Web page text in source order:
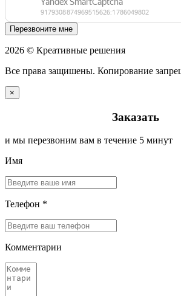
Перезвоните мне
2026 © Креативные решения
Все права защишены. Копирование
×
Заказать
и мы перезвоним вам в течение 5 минут
Имя
Телефон *
Комментарии